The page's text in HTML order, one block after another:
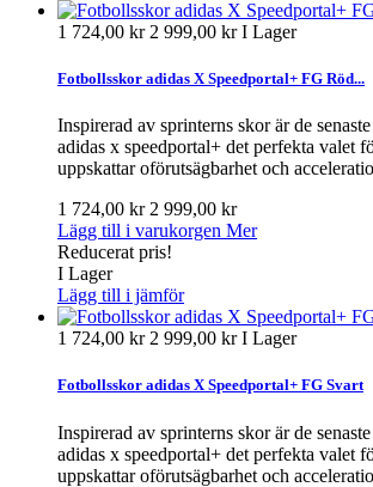
1 724,00 kr 2 999,00 krI Lager
Fotbollsskor adidas X Speedportal+ FG Röd...
Inspirerad av sprinterns skor är de
adidas x speedportal+ det perfekta valet
uppskattar oförutsägbarhet och
1 724,00 kr 2 999,00 kr
Lägg till i varukorgen Mer
Reducerat pris!
I Lager
Lägg till i jämför
1 724,00 kr 2 999,00 krI Lager
Fotbollsskor adidas X Speedportal+ FG Svart
Inspirerad av sprinterns skor är de
adidas x speedportal+ det perfekta valet
uppskattar oförutsägbarhet och